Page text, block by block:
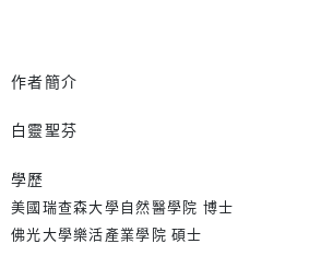
作者簡介
白靈聖芬
學歷
美國瑞查森大學自然醫學院 博士
佛光大學樂活產業學院 碩士